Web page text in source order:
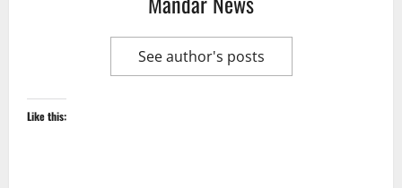
See author's posts
Like this: